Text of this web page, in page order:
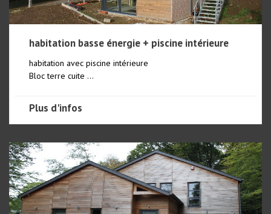
habitation basse énergie + piscine intérieure
habitation avec piscine intérieure
Bloc terre cuite ...
Plus d'infos